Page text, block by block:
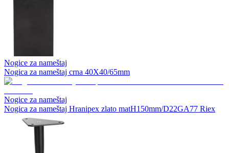
Nogice za nameštaj
Nogica za nameštaj crna 40X40/65mm
Nogice za nameštaj
Nogica za nameštaj Hranipex zlato matH150mm/D22GA77 Riex